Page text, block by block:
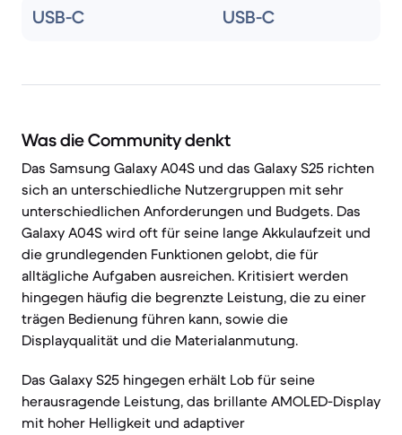
USB-C USB-C
Was die Community denkt
Das Samsung Galaxy A04S und das Galaxy S25 richten
sich an unterschiedliche Nutzergruppen mit sehr
unterschiedlichen Anforderungen und Budgets. Das
Galaxy A04S wird oft für seine lange Akkulaufzeit und
die grundlegenden Funktionen gelobt, die für
alltägliche Aufgaben ausreichen. Kritisiert werden
hingegen häufig die begrenzte Leistung, die zu einer
trägen Bedienung führen kann, sowie die
Displayqualität und die Materialanmutung.
Das Galaxy S25 hingegen erhält Lob für seine
herausragende Leistung, das brillante AMOLED-Display
mit hoher Helligkeit und adaptiver